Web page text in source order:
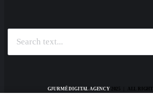
GJURMË DIGITAL AGENCY2025 | ALL